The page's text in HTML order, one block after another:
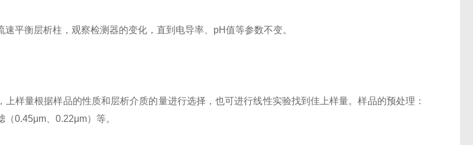
速平衡层析柱，观察检测器的变化，直到电导率、pH值等参数不变。
上样量根据样品的性质和层析介质的量进行选择，也可进行线性实验找到佳上样量。样品的预处理：
0.45μm、0.22μm）等。